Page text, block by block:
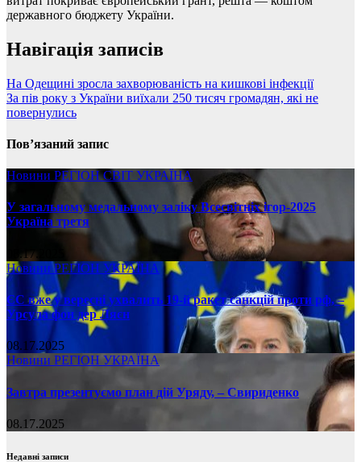
державного бюджету України.
Навігація записів
На Одещині зросла захворюваність на кишкові інфекції
За пів року з України виїхали 250 тисяч громадян, які не
повернулись
Пов’язаний запис
Новини РЕГІОНСВІТ УКРАЇНА
У загальному медальному заліку Всесвітніх ігор-2025
Україна третя
08.17.2025
НовиниРЕГІОН УКРАЇНА
ЄС вже у вересні ухвалить 19-й ракет санкцій проти рф, –
Урсула фон дер Ляєн
08.17.2025
Новини РЕГІОН УКРАЇНА
Завтра презентуємо план дій Уряду, – Свириденко
08.17.2025
Недавні записи